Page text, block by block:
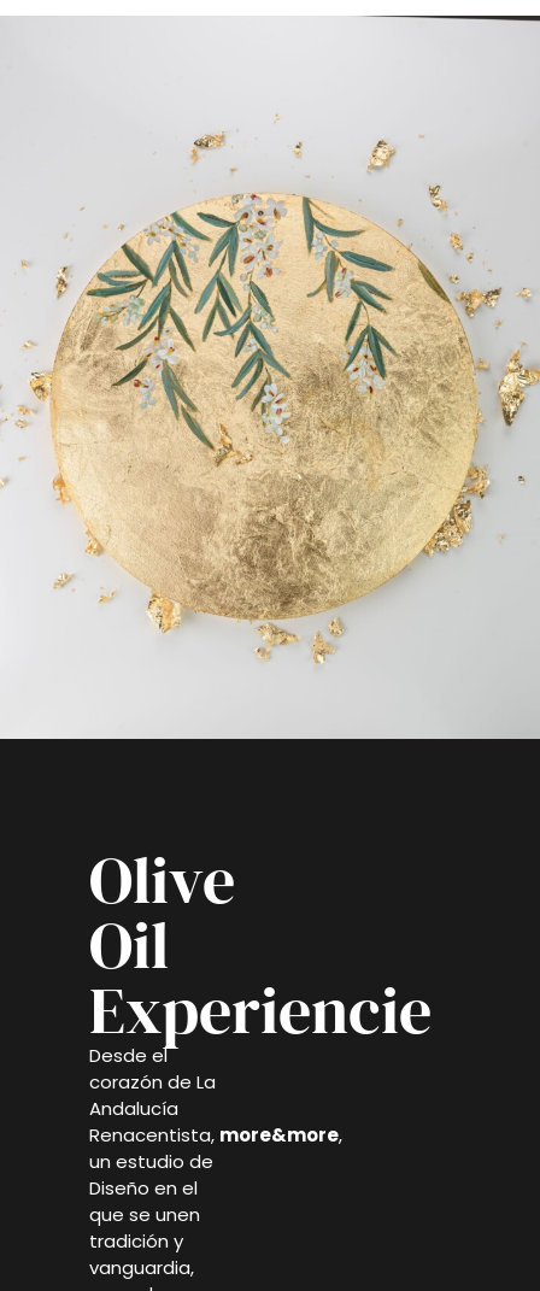
Olive
Oil
Experiencie
Desde el
corazón de La
Andalucía
Renacentista, more&more,
un estudio de
Diseño en el
que se unen
tradición y
vanguardia,